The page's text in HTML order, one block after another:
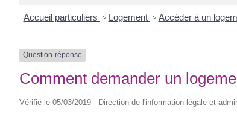
Accueil particuliers > Logement > Accéder à un
Question-réponse
Comment demander un
Vérifié le 05/03/2019 - Direction de l'information légale et